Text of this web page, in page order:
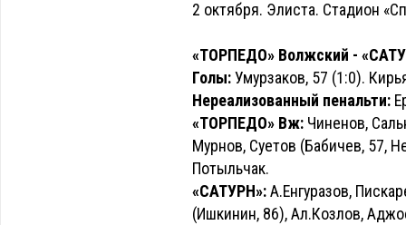
2 октября. Элиста. Стадион
«ТОРПЕДО» Волжский -
Голы:Умурзаков, 57 (1:0).
Нереализованный пенальти:
«ТОРПЕДО» Вж: Чиненов,
Мурнов, Суетов (Бабичев, 57,
Потыльчак.
«САТУРН»:А.Енгуразов,
(Ишкинин, 86), Ал.Козлов,